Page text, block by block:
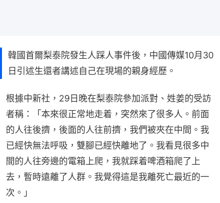
韓國首爾梨泰院發生人踩人事件後，中國傳媒10月30
日引述生還者講述自己在現場的親身經歷。
根據中新社，29日晚在梨泰院參加派對、姓姜的受訪
者稱：「本來很正常地走着，突然來了很多人。前面
的人往後擠，後面的人往前擠，我們被夾在中間。我
已經快無法呼吸，雙腳已經快離地了。我看見很多中
間的人往旁邊的電箱上爬，我就踩着啤酒箱爬了上
去，暫時遠離了人群。我覺得這是我離死亡最近的一
次。」